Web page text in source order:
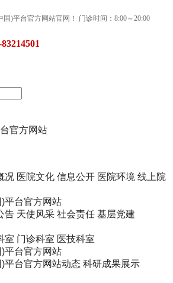
国)平台官方网站官网！ 门诊时间：8:00～20:00
况 医院文化 信息公开 医院环境 线上院
)平台官方网站
告 天使风采 社会责任 基层党建
室 门诊科室 医技科室
)平台官方网站
)平台官方网站动态 科研成果展示